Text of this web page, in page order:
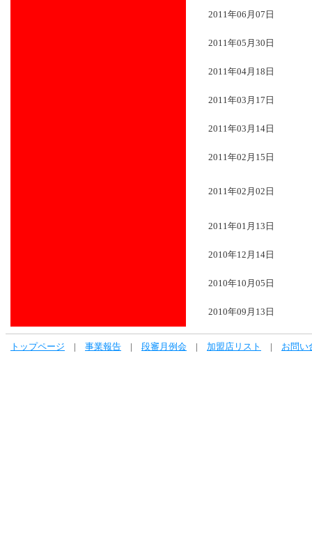
2011年06月07日
2011年05月30日
2011年04月18日
2011年03月17日
2011年03月14日
2011年02月15日
2011年02月02日
2011年01月13日
2010年12月14日
2010年10月05日
2010年09月13日
トップページ 事業報告 段審月例会 加盟店リスト お問い